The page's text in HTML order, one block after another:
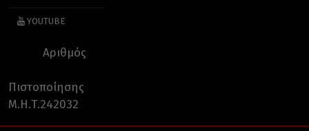
YOUTUBE
Αριθμός
Πιστοποίησης
Μ.Η.Τ.242032